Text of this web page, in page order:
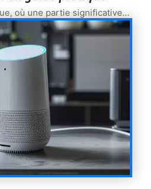
où une partie significative…